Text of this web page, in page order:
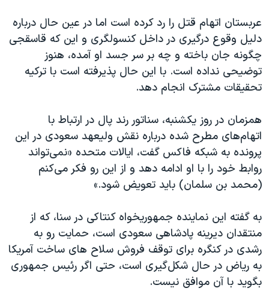
عربستان اتهام قتل را رد کرده است اما در عین حال درباره
دلیل وقوع درگیری در داخل کنسولگری و این که قاسقجی
چگونه جان باخته و چه بر سر جسد او آمده، هنوز
توضیحی نداده است. با این حال پذیرفته است با ترکیه
تحقیقات مشترک انجام دهد.
همزمان در روز یکشنبه، سناتور رند پال در ارتباط با
اتهام‌های مطرح شده درباره نقش ولیعهد سعودی در این
پرونده به شبکه فاکس گفت، ایالات متحده «نمی‌تواند
روابط خود را با او ادامه دهد و از این رو فکر می‌کنم
(محمد بن سلمان) باید تعویض شود.»
به گفته این نماینده جمهوریخواه کنتاکی در سنا، که از
منتقدان دیرینه پادشاهی سعودی است، حمایت رو به
رشدی در کنگره برای توقف فروش سلاح های ساخت آمریکا
به ریاض در حال شکل‌گیری است، حتی اگر رئیس جمهوری
بگوید با آن موافق نیست.